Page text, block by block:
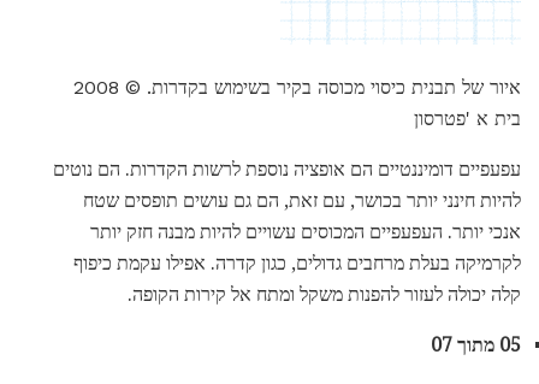
איור של תבנית כיסוי מכוסה בקיר בשימוש בקדרות. © 2008
בית א 'פטרסון
עפעפיים דומיננטיים הם אופציה נוספת לרשות הקדרות. הם נוטים
להיות חינני יותר בכושר, עם זאת, הם גם עושים תופסים שטח
אנכי יותר. העפעפיים המכוסים עשויים להיות מבנה חזק יותר
לקרמיקה בעלת מרחבים גדולים, כגון קדרה. אפילו עקמת כיפוף
קלה יכולה לעזור להפנות משקל ומתח אל קירות הקופה.
05 מתוך 07